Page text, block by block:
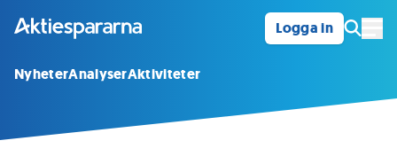
Logga in
NyheterAnalyserAktiviteter